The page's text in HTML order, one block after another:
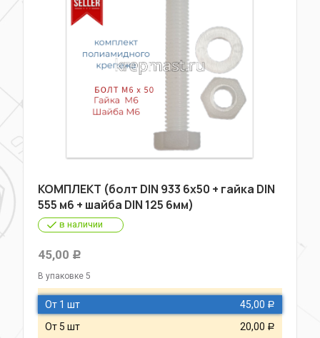
КОМПЛЕКТ (болт DIN 933 6х50 + гайка DIN
555 м6 + шайба DIN 125 6мм)
в наличии
45,00 Р
В упаковке 5
От 1 шт 45,00 Р
От 5 шт 20,00 Р